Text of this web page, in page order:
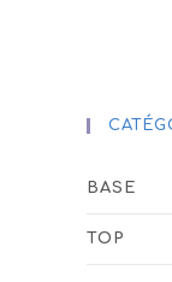
BASE
TOP